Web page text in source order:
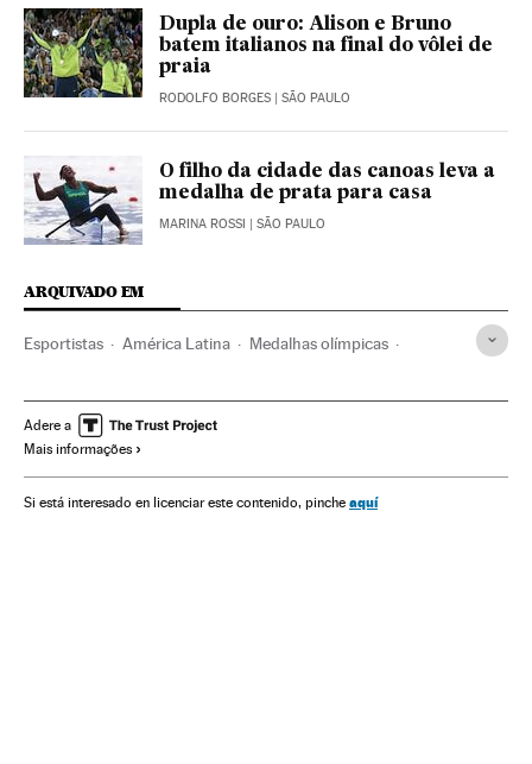
Dupla de ouro: Alison e Bruno
batem italianos na final do vôlei de
praia
RODOLFO BORGES | SÃO PAULO
O filho da cidade das canoas leva a
medalha de prata para casa
MARINA ROSSI | SÃO PAULO
ARQUIVADO EM
Esportistas América Latina Medalhas olímpicas
Classificação esportiva México
América do Norte
Gente América Esportes Sociedade
Adere a
Mais informações
Si está interesado en licenciar este contenido, pinche aquí